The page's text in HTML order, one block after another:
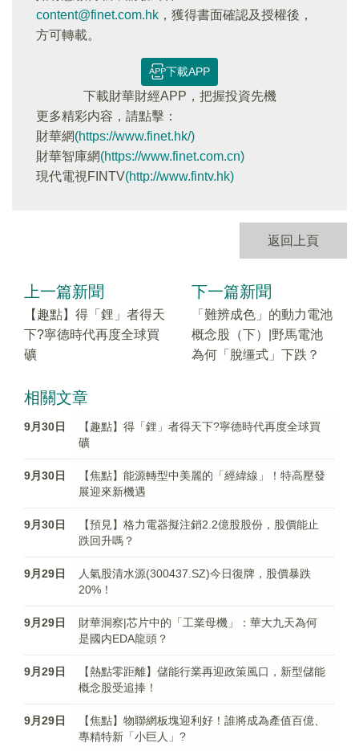
content@finet.com.hk ，獲得書面確認及授權後，
方可轉載。
下載APP
下載財華財經APP，把握投資先機
更多精彩内容，請點擊：
財華網(https://www.finet.hk/)
財華智庫網(https://www.finet.com.cn)
現代電視FINTV(http://www.fintv.hk)
返回上頁
上一篇新聞
【趣點】得「鋰」者得天
下?寧德時代再度全球買
礦
下一篇新聞
「難辨成色」的動力電池
概念股（下）|野馬電池
為何「脫缰式」下跌？
相關文章
9月30日
【趣點】得「鋰」者得天下?寧德時代再度全球買
礦
9月30日
【焦點】能源轉型中美麗的「經緯線」！特高壓發
展迎來新機遇
9月30日
【預見】格力電器擬注銷2.2億股股份，股價能止
跌回升嗎？
9月29日
人氣股清水源(300437.SZ)今日復牌，股價暴跌
20%！
9月29日
財華洞察|芯片中的「工業母機」：華大九天為何
是國内EDA龍頭？
9月29日
【熱點零距離】儲能行業再迎政策風口，新型儲能
概念股受追捧！
9月29日
【焦點】物聯網板塊迎利好！誰將成為產值百億、
專精特新「小巨人」?